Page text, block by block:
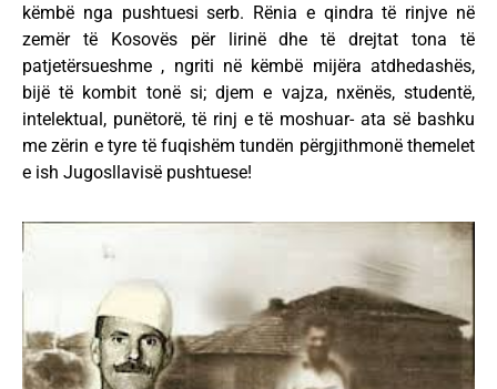
këmbë nga pushtuesi serb. Rënia e qindra të rinjve në
zemër të Kosovës për lirinë dhe të drejtat tona të
patjetërsueshme , ngriti në këmbë mijëra atdhedashës,
bijë të kombit tonë si; djem e vajza, nxënës, studentë,
intelektual, punëtorë, të rinj e të moshuar- ata së bashku
me zërin e tyre të fuqishëm tundën përgjithmonë themelet
e ish Jugosllavisë pushtuese!